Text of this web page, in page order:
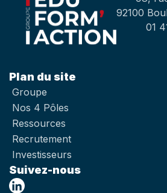
92100
01
Plan du site
Groupe
Nos 4 Pôles
Ressources
Recrutement
Investisseurs
Suivez-nous